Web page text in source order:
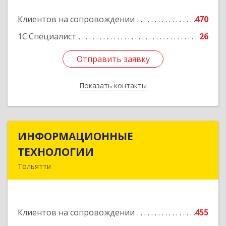
Клиентов на сопровождении
470
1С:Специалист
26
Отправить заявку
Показать контакты
Отправить заявку
Назад
ИНФОРМАЦИОННЫЕ
ТЕХНОЛОГИИ
Тольятти
Клиентов на сопровождении
455
ИНФОРМАЦИОННЫЕ
Подробнее